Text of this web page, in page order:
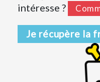
intéresse ?
Je récupère la